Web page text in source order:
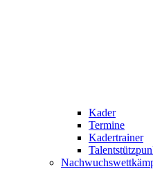
Kader
Termine
Kadertrainer